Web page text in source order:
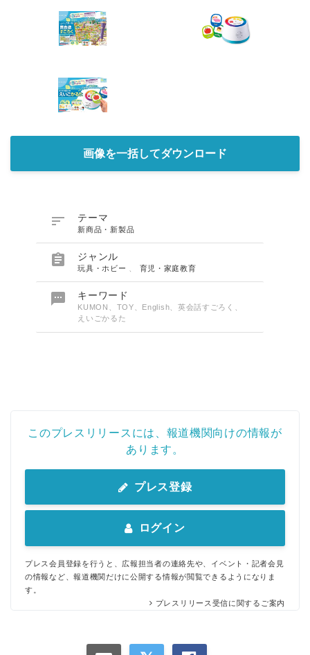
画像を一括してダウンロード
 テーマ
新商品・新製品
 ジャンル
玩具・ホビー 育児・家庭教育
 キーワード
KUMON、TOY、English、英会話すごろく、
えいごかるた
このプレスリリースには、報道機関向けの情報が
あります。
プレス登録
ログイン
プレス会員登録を行うと、広報担当者の連絡先や、イベント・記者会見
の情報など、報道機関だけに公開する情報が閲覧できるようになりま
す。
プレスリリース受信に関するご案内